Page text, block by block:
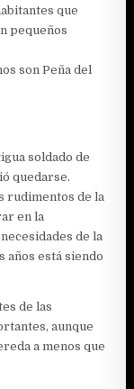
que
pequeños
son Peña del
soldado de
quedarse.
rudimentos de la
en la
de la
años está siendo
de las
aunque
a menos que